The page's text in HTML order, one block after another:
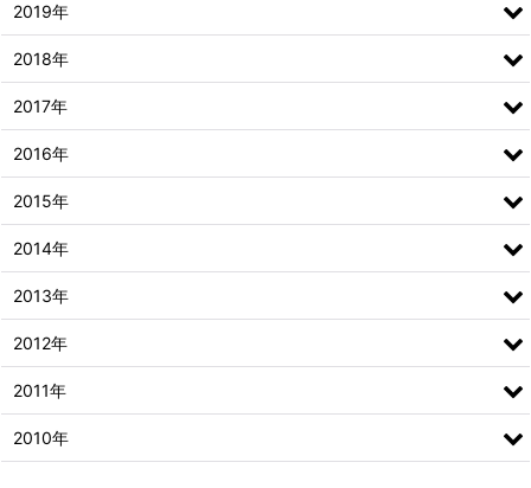
2019年
2018年
2017年
2016年
2015年
2014年
2013年
2012年
2011年
2010年